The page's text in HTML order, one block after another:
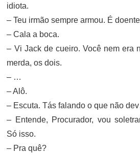
idiota.
– Teu irmão sempre armou. É
– Cala a boca.
– Vi Jack de cueiro. Você nem era
merda, os dois.
– …
– Alô.
– Escuta. Tás falando o que não
– Entende, Procurador, vou
Só isso.
– Pra quê?